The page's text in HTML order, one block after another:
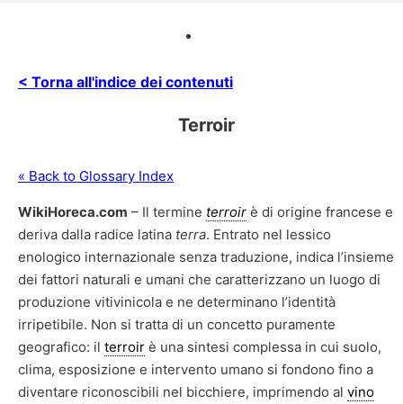
< Torna all'indice dei contenuti
Terroir
« Back to Glossary Index
WikiHoreca.com – Il termine terroir è di origine francese e
deriva dalla radice latina terra. Entrato nel lessico
enologico internazionale senza traduzione, indica l’insieme
dei fattori naturali e umani che caratterizzano un luogo di
produzione vitivinicola e ne determinano l’identità
irripetibile. Non si tratta di un concetto puramente
geografico: il terroir è una sintesi complessa in cui suolo,
clima, esposizione e intervento umano si fondono fino a
diventare riconoscibili nel bicchiere, imprimendo al vino